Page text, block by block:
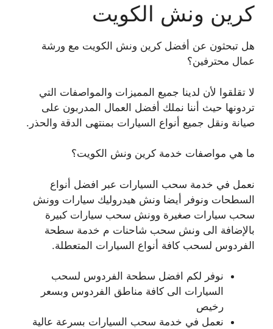
كرين ونش الكويت
هل تبحثون عن أفضل كرين ونش الكويت مع ورشة
عمال محترفين؟
لا تقلقوا لأن لدينا جميع المميزات والمواصفات التي
تردونها حيث أننا نملك أفضل العمال المدربون على
صيانة ونقل جميع أنواع السيارات بمنتهى الدقة والحذر.
ما هي مواصفات خدمة كرين ونش الكويت؟
نعمل في خدمة سحب السيارات عبر افضل أنواع
السطحات ونوفر أيضا ونش هيدروليك سيارات وونش
سحب سيارات صغيرة وونش سحب سيارات كبيرة
بالإضافة الى ونش سحب شاحنات م خدمة سطحة
الفردوس لسحب كافة أنواع السيارات المتعطلة.
نوفر لكم افضل سطحة الفردوس لسحب
السيارات الى كافة مناطق الفردوس وبسعر
رخيص
نعمل في خدمة سحب السيارات بسرعة عالية